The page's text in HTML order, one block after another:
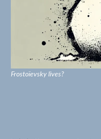
Frostoïevsky lives?